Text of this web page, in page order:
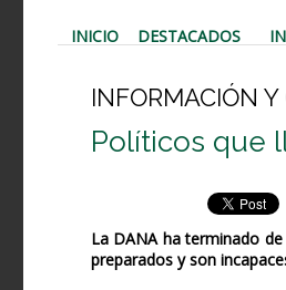
INICIO DESTACADOS
INFORMACIÓN Y
Políticos que
La DANA ha terminado
preparados y son